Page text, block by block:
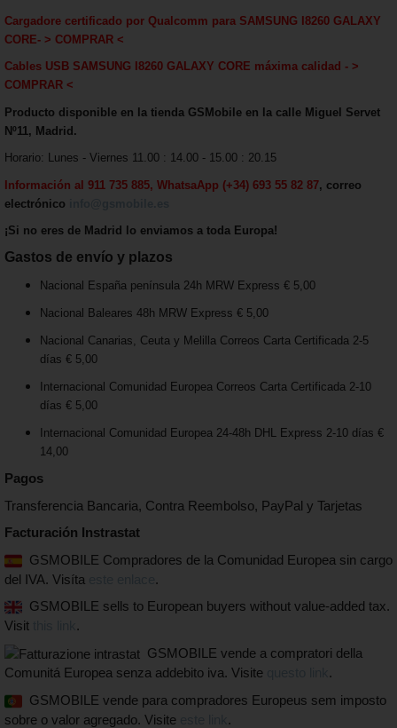
Cargadore certificado por Qualcomm para SAMSUNG I8260 GALAXY
CORE- > COMPRAR <
Cables USB SAMSUNG I8260 GALAXY CORE máxima calidad - >
COMPRAR <
Producto disponible en la tienda GSMobile en la calle Miguel Servet
Nº11, Madrid.
Horario: Lunes - Viernes 11.00 : 14.00 - 15.00 : 20.15
Información al 911 735 885, WhatsaApp (+34) 693 55 82 87, correo
electrónico
¡Si no eres de Madrid lo enviamos a toda Europa!
Gastos de envío y plazos
Nacional España península 24h MRW Express € 5,00
Nacional Baleares 48h MRW Express € 5,00
Nacional Canarias, Ceuta y Melilla Correos Carta Certificada 2-5
días € 5,00
Internacional Comunidad Europea Correos Carta Certificada 2-10
días € 5,00
Internacional Comunidad Europea 24-48h DHL Express 2-10 días €
14,00
Pagos
Transferencia Bancaria, Contra Reembolso, PayPal y Tarjetas
Facturación Instrastat
GSMOBILE Compradores de la Comunidad Europea sin cargo
del IVA. Visíta
.
GSMOBILE sells to European buyers without value-added tax.
Visit
.
GSMOBILE vende a compratori della
Comunitá Europea senza addebito iva. Visite
.
GSMOBILE vende para compradores Europeus sem imposto
sobre o valor agregado. Visite
.